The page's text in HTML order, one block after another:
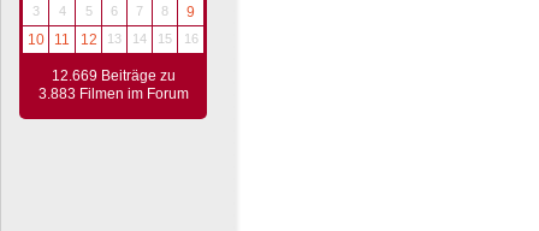
3
4 5 6 7 8
9
10
11 12 13 14 15 16
12.669 Beiträge zu
3.883 Filmen im Forum